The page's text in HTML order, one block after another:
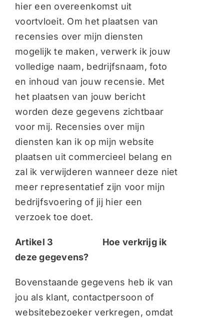
hier een overeenkomst uit
voortvloeit. Om het plaatsen van
recensies over mijn diensten
mogelijk te maken, verwerk ik jouw
volledige naam, bedrijfsnaam, foto
en inhoud van jouw recensie. Met
het plaatsen van jouw bericht
worden deze gegevens zichtbaar
voor mij. Recensies over mijn
diensten kan ik op mijn website
plaatsen uit commercieel belang en
zal ik verwijderen wanneer deze niet
meer representatief zijn voor mijn
bedrijfsvoering of jij hier een
verzoek toe doet.
Artikel 3 Hoe verkrijg ik
deze gegevens?
Bovenstaande gegevens heb ik van
jou als klant, contactpersoon of
websitebezoeker verkregen, omdat